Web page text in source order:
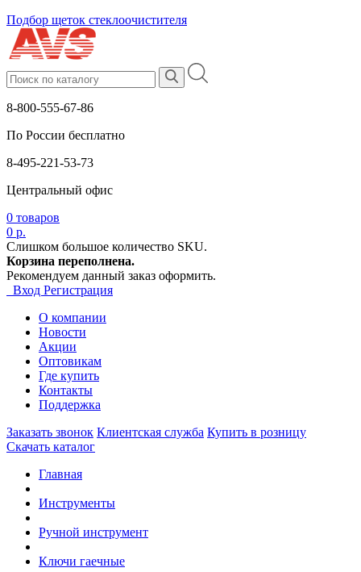
Подбор щеток стеклоочистителя
8-800-555-67-86
По России бесплатно
8-495-221-53-73
Центральный офис
0 товаров
0 р.
Слишком большое количество SKU.
Корзина переполнена.
Рекомендуем данный заказ оформить.
Вход Регистрация
О компании
Новости
Акции
Оптовикам
Где купить
Контакты
Поддержка
Заказать звонок Клиентская служба Купить в розницу
Скачать каталог
Главная
Инструменты
Ручной инструмент
Ключи гаечные